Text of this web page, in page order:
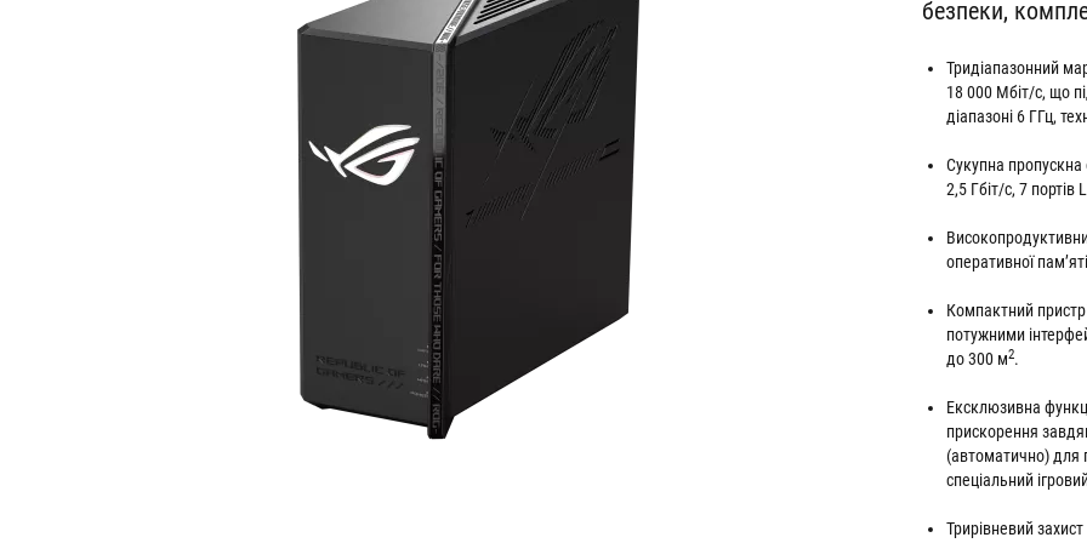
безпеки,
Тридіапазонний
18 000 Мбіт/с, що
діапазоні 6 ГГц,
Сукупна пропускна
2,5 Гбіт/с, 7 портів
оперативної
Компактний
потужними
до 300 м2.
Ексклюзивна
прискорення
(автоматично) для
спеціальний
Трирівневий